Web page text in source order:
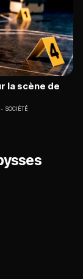
la scène de
SOCIÉTÉ